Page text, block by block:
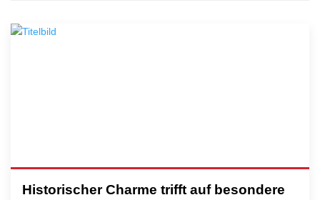
Historischer Charme trifft auf besondere